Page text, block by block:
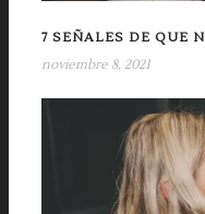
7 SEÑALES DE QUE
noviembre 8, 2021